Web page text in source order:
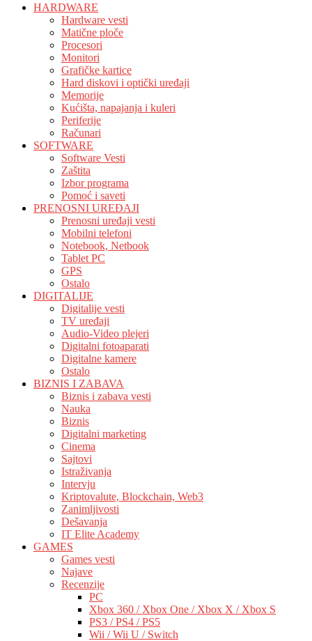
HARDWARE
Hardware vesti
Matične ploče
Procesori
Monitori
Grafičke kartice
Hard diskovi i optički uređaji
Memorije
Kućišta, napajanja i kuleri
Periferije
Računari
SOFTWARE
Software Vesti
Zaštita
Izbor programa
Pomoć i saveti
PRENOSNI UREĐAJI
Prenosni uređaji vesti
Mobilni telefoni
Notebook, Netbook
Tablet PC
GPS
Ostalo
DIGITALIJE
Digitalije vesti
TV uređaji
Audio-Video plejeri
Digitalni fotoaparati
Digitalne kamere
Ostalo
BIZNIS I ZABAVA
Biznis i zabava vesti
Nauka
Biznis
Digitalni marketing
Cinema
Sajtovi
Istraživanja
Intervju
Kriptovalute, Blockchain, Web3
Zanimljivosti
Dešavanja
IT Elite Academy
GAMES
Games vesti
Najave
Recenzije
PC
Xbox 360 / Xbox One / Xbox X / Xbox S
PS3 / PS4 / PS5
Wii / Wii U / Switch